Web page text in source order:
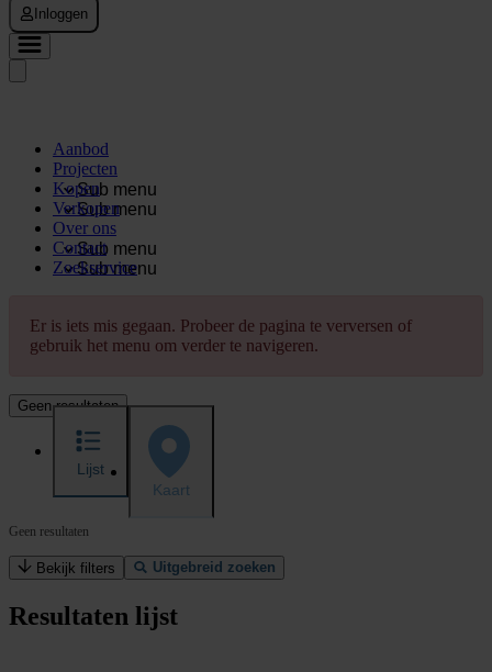
Inloggen
Aanbod
Projecten
Sub menu
Kopen
Sub menu
Verkopen
Over ons
Sub menu
Contact
Sub menu
Zoekservice
Er is iets mis gegaan. Probeer de pagina te verversen of
gebruik het menu om verder te navigeren.
Geen resultaten
Lijst
Kaart
Geen resultaten
Bekijk filters Uitgebreid zoeken
Resultaten lijst